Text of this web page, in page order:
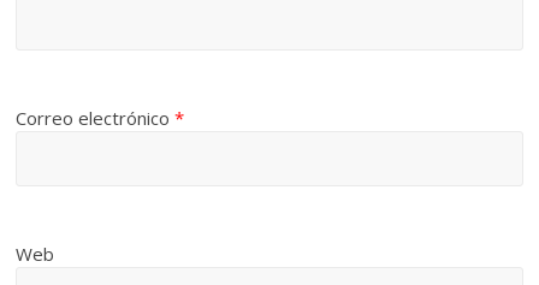
Correo electrónico*
Web